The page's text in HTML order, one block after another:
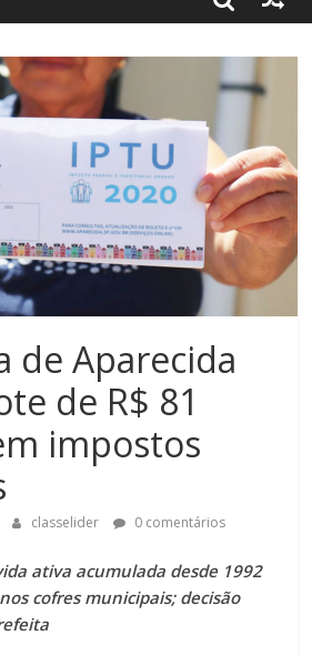
de Aparecida
de R$ 81
impostos
classelider 0 comentários
ativa acumulada desde 1992
cofres municipais; decisão